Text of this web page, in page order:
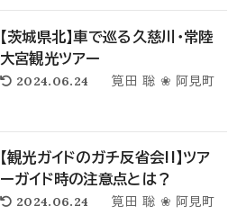
【茨城県北】車で巡る久慈川･常陸
大宮観光ツアー
2024.06.24 筧田 聡 ❀ 阿見町
【観光ガイドのガチ反省会!!】ツア
ーガイド時の注意点とは？
2024.06.24 筧田 聡 ❀ 阿見町